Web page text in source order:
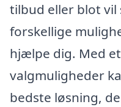
tilbud eller blot vil
forskellige
hjælpe dig. Med
valgmuligheder
bedste løsning,